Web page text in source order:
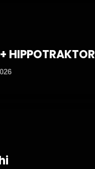
HIPPOTRAKTOR